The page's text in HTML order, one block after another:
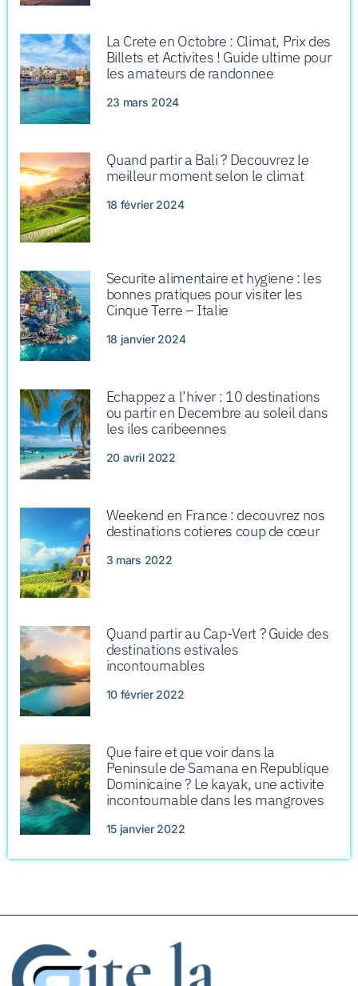
La Crete en Octobre : Climat, Prix des
Billets et Activites ! Guide ultime pour
les amateurs de randonnee
23 mars 2024
Quand partir a Bali ? Decouvrez le
meilleur moment selon le climat
18 février 2024
Securite alimentaire et hygiene : les
bonnes pratiques pour visiter les
Cinque Terre – Italie
18 janvier 2024
Echappez a l’hiver : 10 destinations
ou partir en Decembre au soleil dans
les iles caribeennes
20 avril 2022
Weekend en France : decouvrez nos
destinations cotieres coup de cœur
3 mars 2022
Quand partir au Cap-Vert ? Guide des
destinations estivales
incontournables
10 février 2022
Que faire et que voir dans la
Peninsule de Samana en Republique
Dominicaine ? Le kayak, une activite
incontournable dans les mangroves
15 janvier 2022